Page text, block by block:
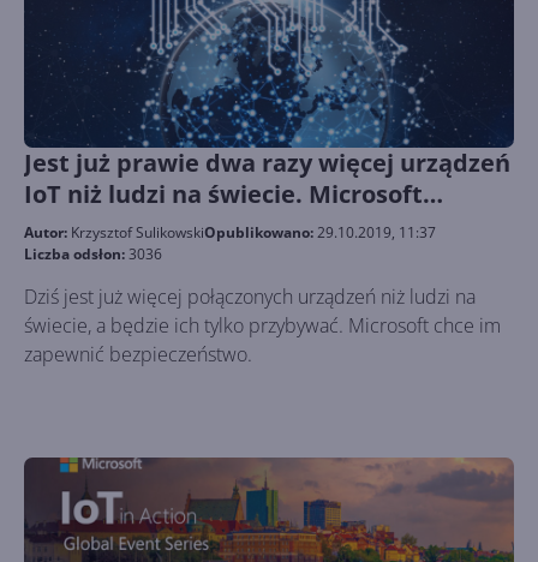
Jest już prawie dwa razy więcej urządzeń
IoT niż ludzi na świecie. Microsoft
zapewni im bezpieczeństwo
Autor: Krzysztof SulikowskiOpublikowano:29.10.2019, 11:37
Liczba odsłon:3036
Dziś jest już więcej połączonych urządzeń niż ludzi na
świecie, a będzie ich tylko przybywać. Microsoft chce im
zapewnić bezpieczeństwo.